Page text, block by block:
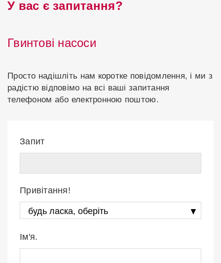
У вас є запитання?
Гвинтові насоси
Просто надішліть нам коротке повідомлення, і ми з
радістю відповімо на всі ваші запитання
телефоном або електронною поштою.
Запит
Привітання!
Ім'я.